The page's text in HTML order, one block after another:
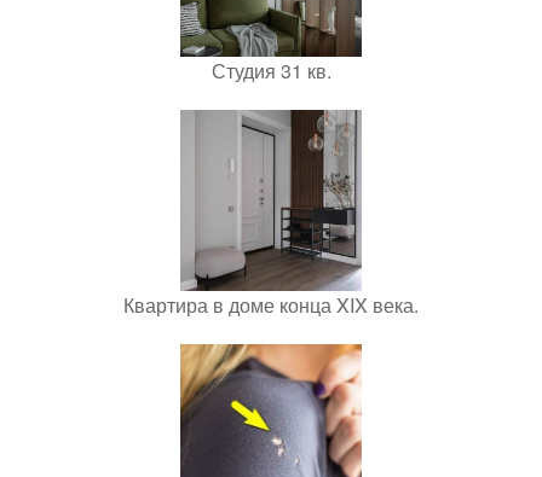
Студия 31 кв.
Квартира в доме конца XIX века.